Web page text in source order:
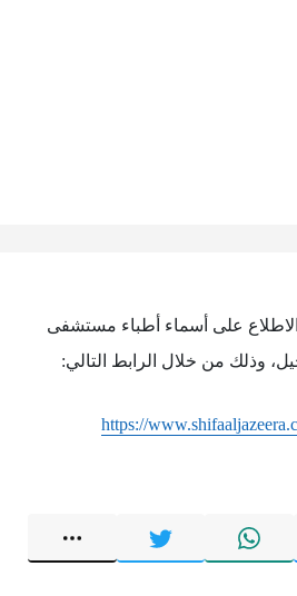
الاطلاع على أسماء أطباء مستشفى
وذلك من خلال الرابط التالي:
https://